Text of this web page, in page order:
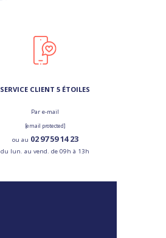
SERVICE CLIENT 5 ÉTOILES
Par e-mail
[email protected]
ou au 02 97 59 14 23
du lun. au vend. de 09h à 13h